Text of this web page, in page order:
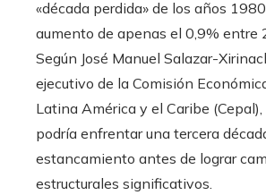
«década perdida» de los años
aumento de apenas el 0,9% entre
Según José Manuel Salazar-
ejecutivo de la Comisión
Latina América y el Caribe
podría enfrentar una tercera
estancamiento antes de lograr
estructurales significativos.